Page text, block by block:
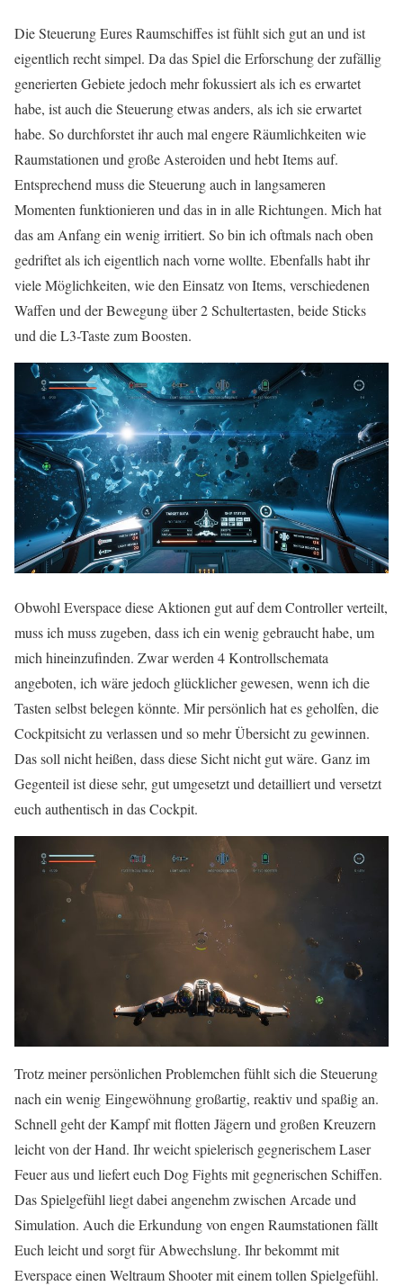
Die Steuerung Eures Raumschiffes ist fühlt sich gut an und ist
eigentlich recht simpel. Da das Spiel die Erforschung der zufällig
generierten Gebiete jedoch mehr fokussiert als ich es erwartet
habe, ist auch die Steuerung etwas anders, als ich sie erwartet
habe. So durchforstet ihr auch mal engere Räumlichkeiten wie
Raumstationen und große Asteroiden und hebt Items auf.
Entsprechend muss die Steuerung auch in langsameren
Momenten funktionieren und das in in alle Richtungen. Mich hat
das am Anfang ein wenig irritiert. So bin ich oftmals nach oben
gedriftet als ich eigentlich nach vorne wollte. Ebenfalls habt ihr
viele Möglichkeiten, wie den Einsatz von Items, verschiedenen
Waffen und der Bewegung über 2 Schultertasten, beide Sticks
und die L3-Taste zum Boosten.
Obwohl Everspace diese Aktionen gut auf dem Controller verteilt,
muss ich muss zugeben, dass ich ein wenig gebraucht habe, um
mich hineinzufinden. Zwar werden 4 Kontrollschemata
angeboten, ich wäre jedoch glücklicher gewesen, wenn ich die
Tasten selbst belegen könnte. Mir persönlich hat es geholfen, die
Cockpitsicht zu verlassen und so mehr Übersicht zu gewinnen.
Das soll nicht heißen, dass diese Sicht nicht gut wäre. Ganz im
Gegenteil ist diese sehr, gut umgesetzt und detailliert und versetzt
euch authentisch in das Cockpit.
Trotz meiner persönlichen Problemchen fühlt sich die Steuerung
nach ein wenig Eingewöhnung großartig, reaktiv und spaßig an.
Schnell geht der Kampf mit flotten Jägern und großen Kreuzern
leicht von der Hand. Ihr weicht spielerisch gegnerischem Laser
Feuer aus und liefert euch Dog Fights mit gegnerischen Schiffen.
Das Spielgefühl liegt dabei angenehm zwischen Arcade und
Simulation. Auch die Erkundung von engen Raumstationen fällt
Euch leicht und sorgt für Abwechslung. Ihr bekommt mit
Everspace einen Weltraum Shooter mit einem tollen Spielgefühl.